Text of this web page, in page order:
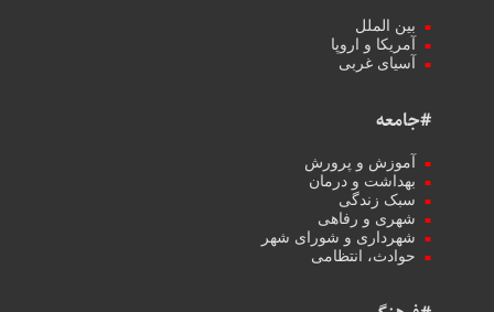
بین الملل
آمریکا و اروپا
آسیای غربی
#جامعه
آموزش و پرورش
بهداشت و درمان
سبک زندگی
شهری و رفاهی
شهرداری و شورای شهر
حوادث، انتظامی